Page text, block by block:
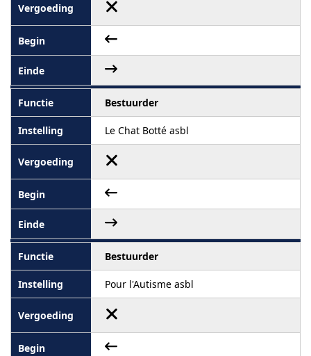
Bestuurder
Le Chat Botté asbl
Bestuurder
Pour l'Autisme asbl